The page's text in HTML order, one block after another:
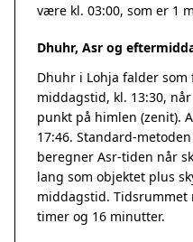
være kl. 03:00, som er 1
Dhuhr, Asr og
Dhuhr i Lohja falder
middagstid, kl. 13:30,
punkt på himlen (zenit).
17:46. Standard-
beregner Asr-tiden når
lang som objektet plus
middagstid. Tidsrummet
timer og 16 minutter.